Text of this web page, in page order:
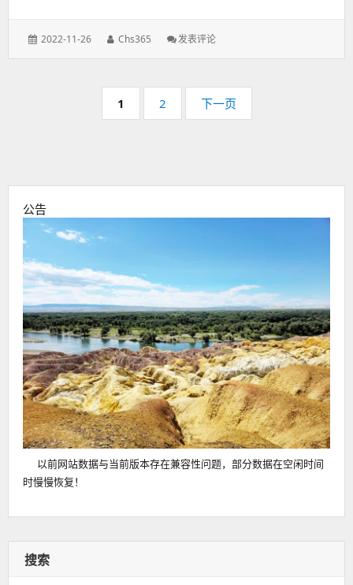
发
2022-11-26
作
Chs365 发表评论: 可
件
页
码：
1
页
码：
2 下一页
公告
以前网站数据与当前版本存在兼容性问题，部分数据在空闲时间
时慢慢恢复！
搜索